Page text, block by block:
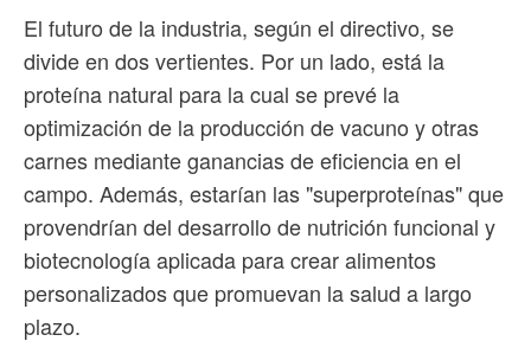
El futuro de la industria, según el directivo, se
divide en dos vertientes. Por un lado, está la
proteína natural para la cual se prevé la
optimización de la producción de vacuno y otras
carnes mediante ganancias de eficiencia en el
campo. Además, estarían las "superproteínas" que
provendrían del desarrollo de nutrición funcional y
biotecnología aplicada para crear alimentos
personalizados que promuevan la salud a largo
plazo.